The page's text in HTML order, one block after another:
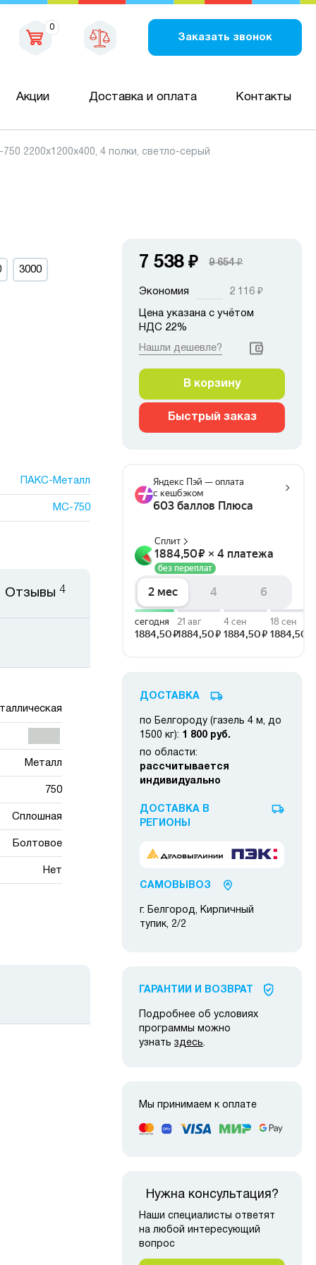
0
Заказать звонок
Акции Доставка и оплата Контакты
2200х1200х400, 4 полки, светло-серый
3000
ПАКС-Металл
МС-750
Металл
750
Сплошная
Болтовое
Нет
Отзывы 4
7 538 ₽ 9 654₽
Экономия 2 116 ₽
Цена указана с учётом
НДС 22%
Нашли дешевле?
В корзину
Быстрый заказ
ДОСТАВКА
по Белгороду (газель 4 м, до
1500 кг): 1 800 руб.
по области:
рассчитывается
индивидуально
ДОСТАВКА В
РЕГИОНЫ
САМОВЫВОЗ
г. Белгород, Кирпичный
тупик, 2/2
ГАРАНТИИ И ВОЗВРАТ
Подробнее об условиях
программы можно
узнать здесь.
Мы принимаем к оплате
Нужна консультация?
Наши специалисты ответят
на любой интересующий
вопрос